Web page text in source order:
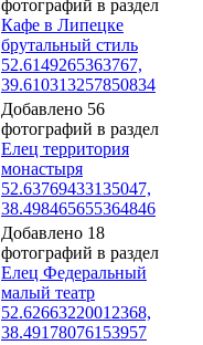
фотографий в раздел
Кафе в Липецке
брутальный стиль
52.6149265363767,
39.610313257850834
Добавлено 56
фотографий в раздел
Елец территория
монастыря
52.63769433135047,
38.498465655364846
Добавлено 18
фотографий в раздел
Елец Федеральный
малый театр
52.62663220012368,
38.49178076153957